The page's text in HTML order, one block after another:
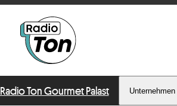
Radio Ton Gourmet Palast Unternehmen